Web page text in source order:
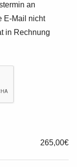
an
E-Mail nicht
in Rechnung
265,00€